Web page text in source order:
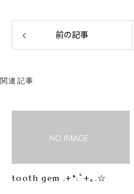
前の記事
関連記事
tooth gem .+*:ﾟ+｡.☆